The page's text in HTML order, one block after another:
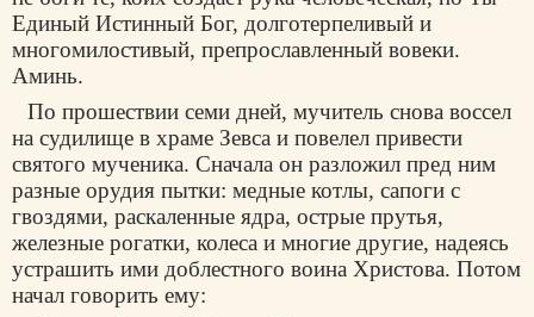
Единый Истинный Бог, долготерпеливый и
многомилостивый, препрославленный вовеки.
Аминь.
По прошествии семи дней, мучитель снова воссел
на судилище в храме Зевса и повелел привести
святого мученика. Сначала он разложил пред ним
разные орудия пытки: медные котлы, сапоги с
гвоздями, раскаленные ядра, острые прутья,
железные рогатки, колеса и многие другие, надеясь
устрашить ими доблестного воина Христова. Потом
начал говорить ему: